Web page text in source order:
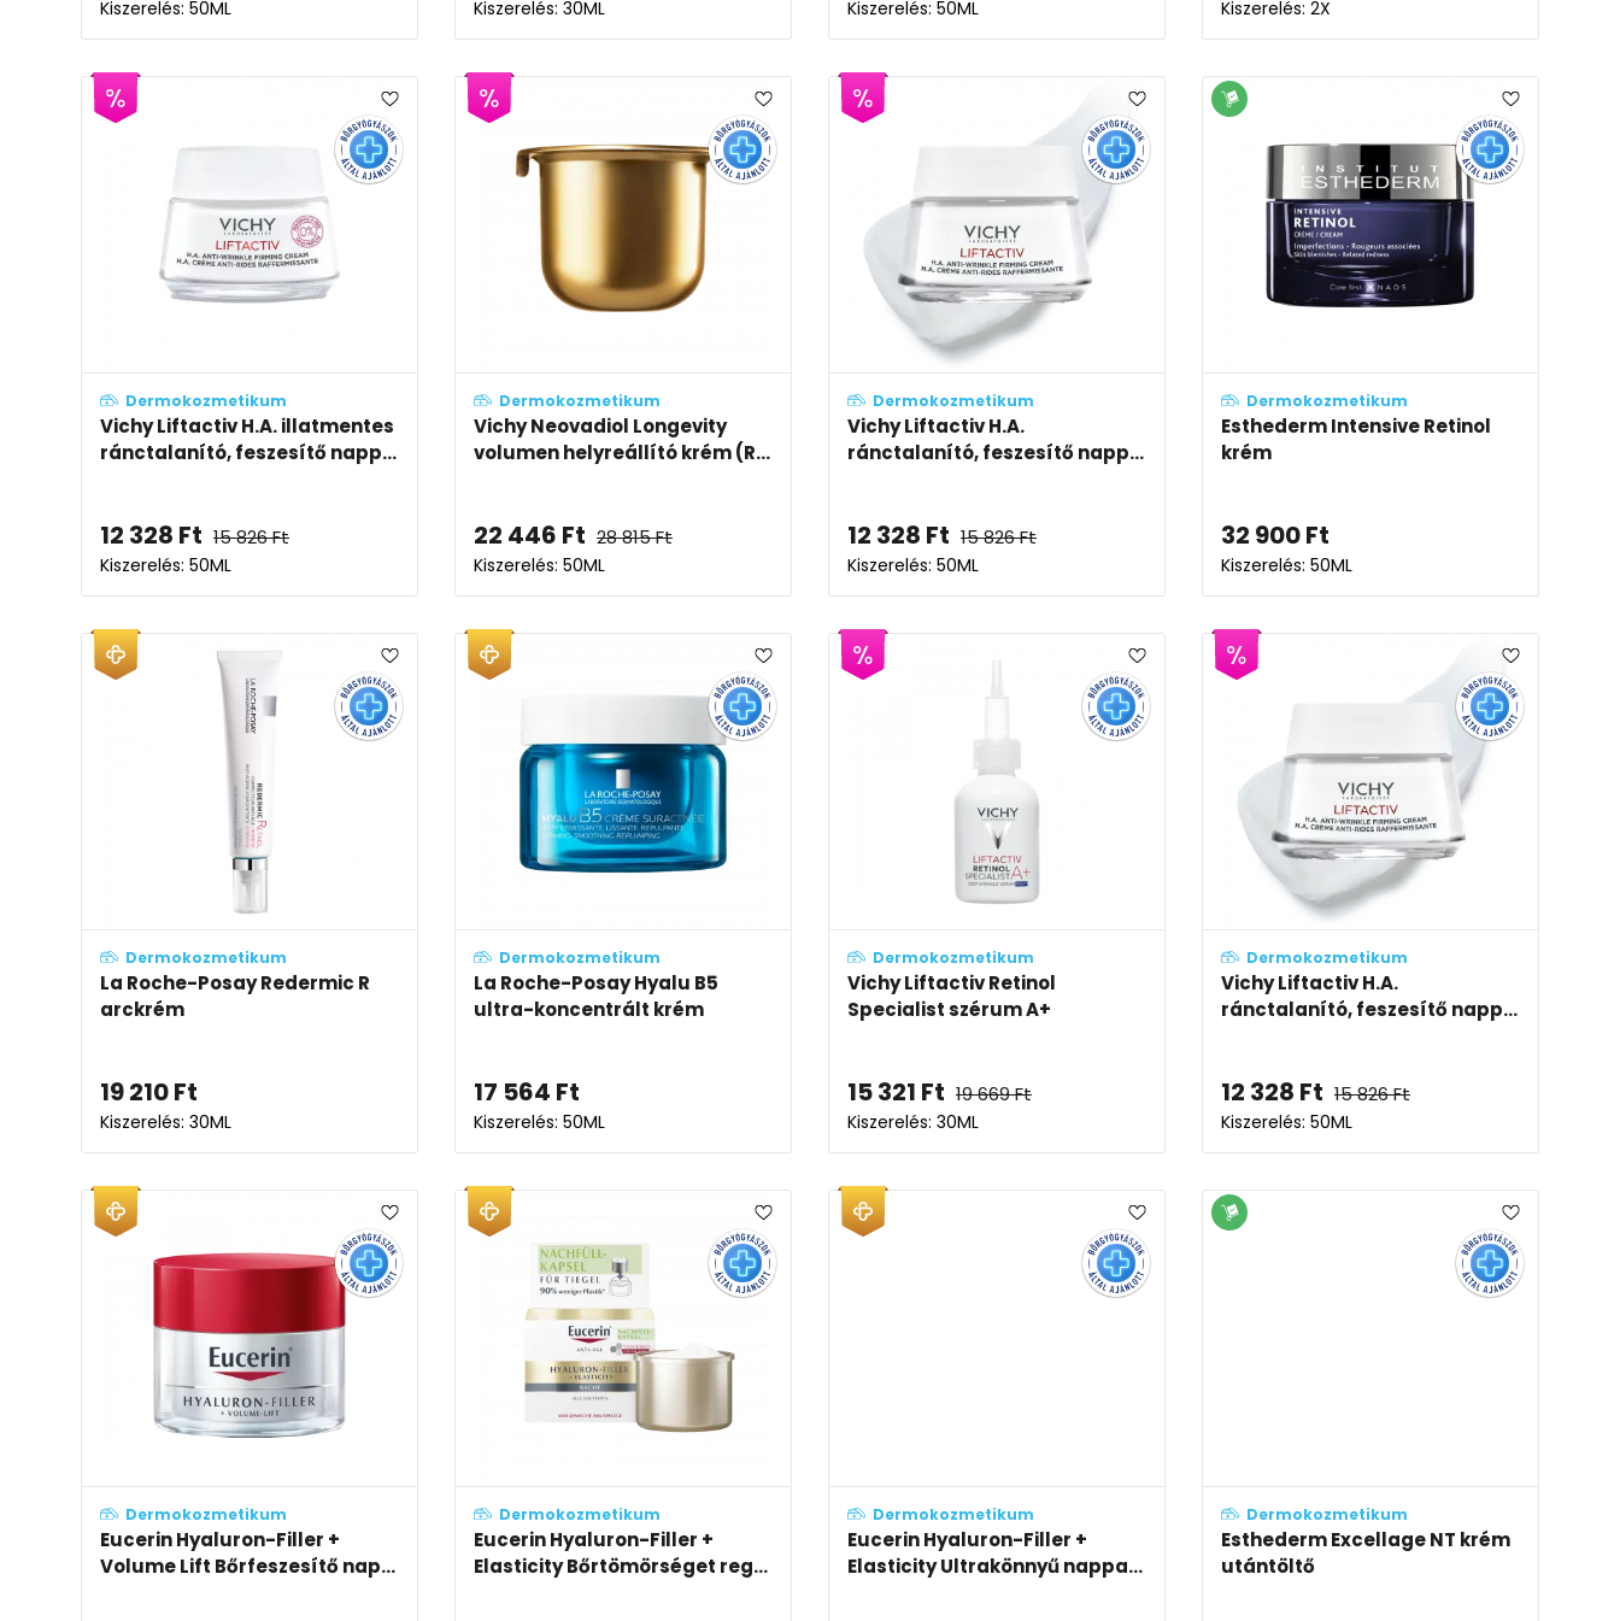
Kiszerelés: 50ML Kiszerelés: 30ML Kiszerelés: 50ML Kiszerelés: 2X
Dermokozmetikum
Vichy Liftactiv H.A. illatmentes
ránctalanító, feszesítő napp...
12 328 Ft 15 826Ft
Kiszerelés: 50ML
Dermokozmetikum
Vichy Neovadiol Longevity
volumen helyreállító krém (R...
22 446 Ft 28 815Ft
Kiszerelés: 50ML
Dermokozmetikum
Vichy Liftactiv H.A.
ránctalanító, feszesítő napp...
12 328 Ft 15 826Ft
Kiszerelés: 50ML
Dermokozmetikum
Esthederm Intensive Retinol
krém
32 900Ft
Kiszerelés: 50ML
Dermokozmetikum
La Roche-Posay Redermic R
arckrém
19 210Ft
Kiszerelés: 30ML
Dermokozmetikum
La Roche-Posay Hyalu B5
ultra-koncentrált krém
17 564 Ft
Kiszerelés: 50ML
Dermokozmetikum
Vichy Liftactiv Retinol
Specialist szérum A+
15 321 Ft 19 669Ft
Kiszerelés: 30ML
Dermokozmetikum
Vichy Liftactiv H.A.
ránctalanító, feszesítő napp...
12 328 Ft 15 826Ft
Kiszerelés: 50ML
Dermokozmetikum
Eucerin Hyaluron-Filler +
Volume Lift Bőrfeszesítő nap...
Dermokozmetikum
Eucerin Hyaluron-Filler +
Elasticity Bőrtömörséget reg...
Dermokozmetikum
Eucerin Hyaluron-Filler +
Elasticity Ultrakönnyű nappa...
Dermokozmetikum
Esthederm Excellage NT krém
utántöltő